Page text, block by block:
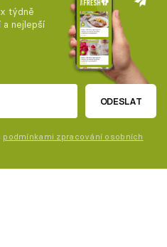
týdně
a nejlepší
ODESLAT
podmínkami zpracování osobních